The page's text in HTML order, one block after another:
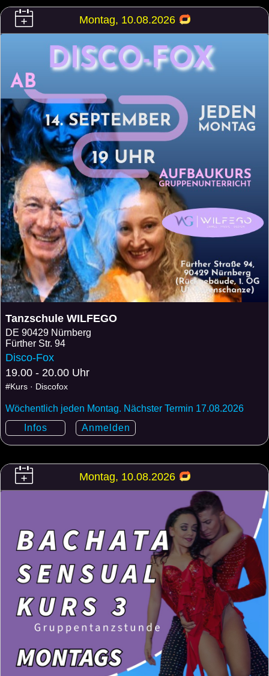
Montag, 10.08.2026
Tanzschule WILFEGO
DE 90429 Nürnberg
Fürther Str. 94
Disco-Fox
19.00 - 20.00 Uhr
#Kurs · Discofox
Wöchentlich jeden Montag. Nächster Termin 17.08.2026
Infos
Anmelden
Montag, 10.08.2026